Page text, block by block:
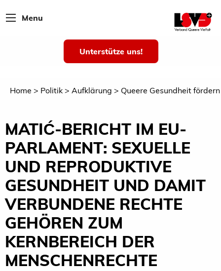
Menu
Unterstütze uns!
Home Politik Aufklärung Queere Gesundheit fördern
MATIĆ-BERICHT IM EU-
PARLAMENT: SEXUELLE
UND REPRODUKTIVE
GESUNDHEIT UND DAMIT
VERBUNDENE RECHTE
GEHÖREN ZUM
KERNBEREICH DER
MENSCHENRECHTE